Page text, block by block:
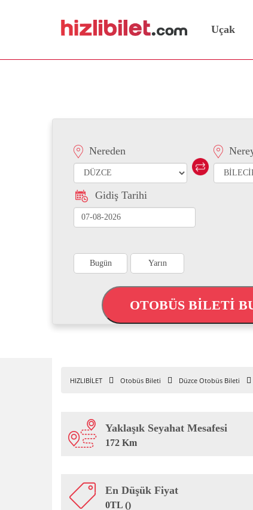
Uçak
Nereden
Gidiş Tarihi
Bugün Yarın
OTOBÜS BİLETİ
HIZLIBİLET Otobüs Bileti Düzce Otobüs Bileti
Yaklaşık Seyahat Mesafesi
172 Km
En Düşük Fiyat
0TL ()